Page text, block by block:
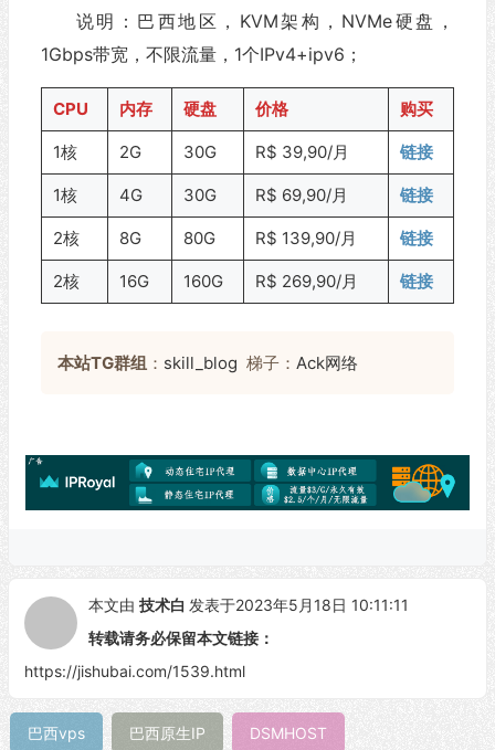
说明：巴西地区，KVM架构，NVMe硬盘，
1Gbps带宽，不限流量，1个IPv4+ipv6；
CPU 内存 硬盘 价格 购买
1核 2G 30G R$ 39,90/月 链接
1核 4G 30G R$ 69,90/月 链接
2核 8G 80G R$ 139,90/月 链接
2核 16G 160G R$ 269,90/月 链接
本站TG群组： skill_blog 梯子： Ack网络
本文由 技术白 发表于2023年5月18日 10:11:11
转载请务必保留本文链接：
https://jishubai.com/1539.html
巴西vps 巴西原生IP DSMHOST